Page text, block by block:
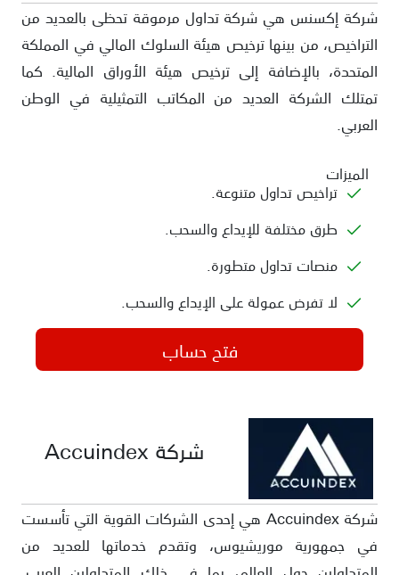
شركة إكسنس هي شركة تداول مرموقة تحظى بالعديد من
التراخيص، من بينها ترخيص هيئة السلوك المالي في المملكة
المتحدة، بالإضافة إلى ترخيص هيئة الأوراق المالية. كما
تمتلك الشركة العديد من المكاتب التمثيلية في الوطن
العربي.
الميزات
تراخيص تداول متنوعة.
طرق مختلفة للإيداع والسحب.
منصات تداول متطورة.
لا تفرض عمولة على الإيداع والسحب.
فتح حساب
شركة Accuindex
شركة Accuindex هي إحدى الشركات القوية التي تأسست
في جمهورية موريشيوس، وتقدم خدماتها للعديد من